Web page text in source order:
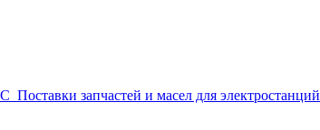
Поставки запчастей и масел для электростанций